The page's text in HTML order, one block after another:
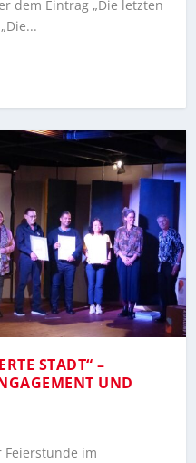
dem Eintrag „Die letzten
STADT“ –
UND
im